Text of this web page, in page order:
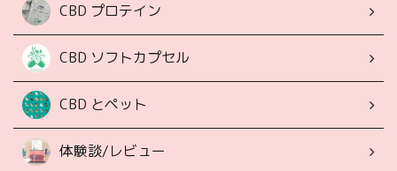
CBD プロテイン
CBD ソフトカプセル
CBD とペット
体験談/レビュー